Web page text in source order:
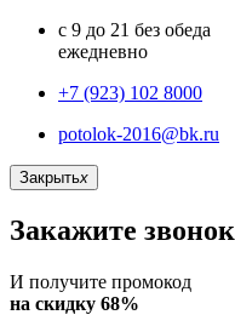
с 9 до 21 без обеда
ежедневно
+7 (923) 102 8000
potolok-2016@bk.ru
Закрытьx
Закажите звонок
И получите промокод
на скидку 68%